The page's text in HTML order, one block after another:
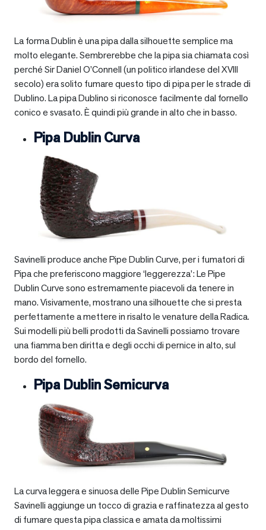
La forma Dublin è una pipa dalla silhouette semplice ma
molto elegante. Sembrerebbe che la pipa sia chiamata così
perché Sir Daniel O’Connell (un politico irlandese del XVIII
secolo) era solito fumare questo tipo di pipa per le strade di
Dublino. La pipa Dublino si riconosce facilmente dal fornello
conico e svasato. È quindi più grande in alto che in basso.
Pipa Dublin Curva
Savinelli produce anche Pipe Dublin Curve, per i fumatori di
Pipa che preferiscono maggiore ‘leggerezza’: Le Pipe
Dublin Curve sono estremamente piacevoli da tenere in
mano. Visivamente, mostrano una silhouette che si presta
perfettamente a mettere in risalto le venature della Radica.
Sui modelli più belli prodotti da Savinelli possiamo trovare
una fiamma ben diritta e degli occhi di pernice in alto, sul
bordo del fornello.
Pipa Dublin Semicurva
La curva leggera e sinuosa delle Pipe Dublin Semicurve
Savinelli aggiunge un tocco di grazia e raffinatezza al gesto
di fumare questa pipa classica e amata da moltissimi